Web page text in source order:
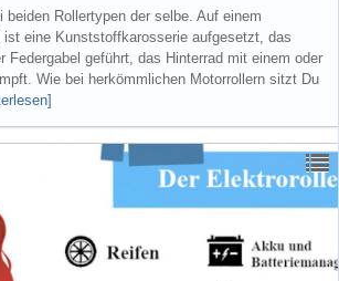
beiden Rollertypen der selbe. Auf einem
ist eine Kunststoffkarosserie aufgesetzt, das
Federgabel geführt, das Hinterrad mit einem oder
Wie bei herkömmlichen Motorrollern sitzt Du